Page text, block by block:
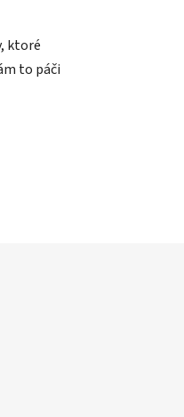
ktoré
to páči